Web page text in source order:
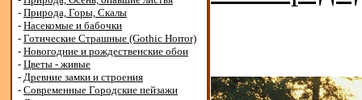
- Природа, Горы, Скалы
- Насекомые и бабочки
- Готические Страшные (Gothic Horror)
- Новогодние и рождественские обои
- Цветы - живые
- Древние замки и строения
- Современные Городские пейзажи